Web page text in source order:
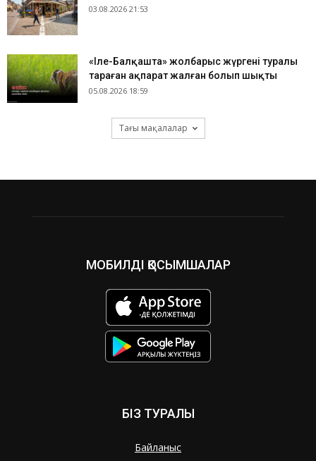
03.08.2026 21:53
«Іле-Балқашта» жолбарыс жүргені туралы
тараған ақпарат жалған болып шықты
05.08.2026 18:59
Тағы мақалалар
МОБИЛДІ ҚОСЫМШАЛАР
БІЗ ТУРАЛЫ
Байланыс